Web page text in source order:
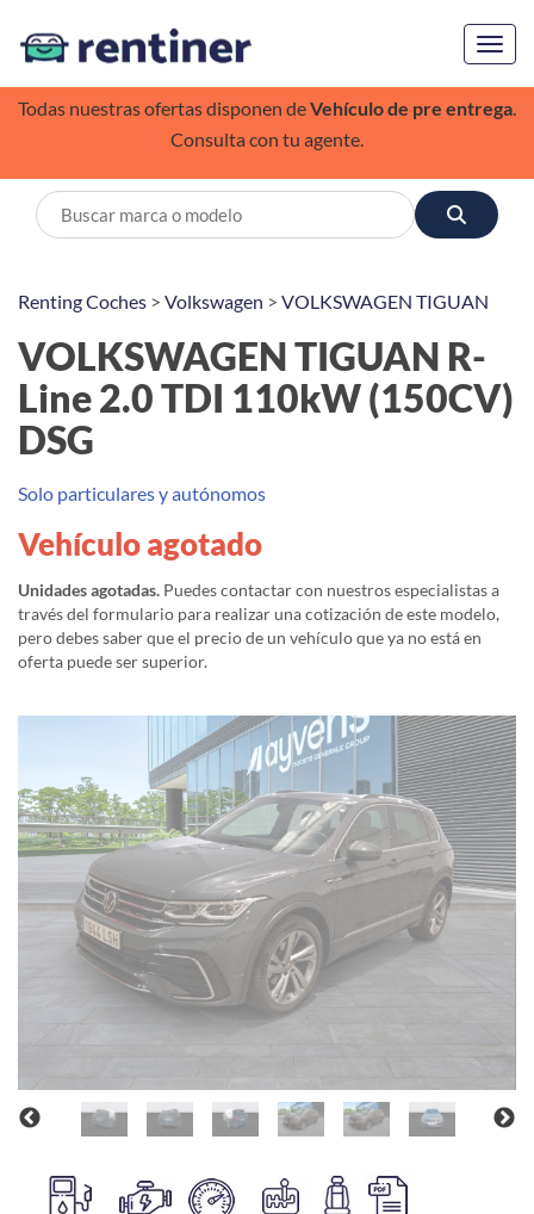
Todas nuestras ofertas disponen deVehículo de pre entrega.
Consulta con tu agente.
Renting Coches > Volkswagen > VOLKSWAGEN TIGUAN
VOLKSWAGEN TIGUAN R-
Line 2.0 TDI 110kW (150CV)
DSG
Solo particulares y autónomos
Vehículo agotado
Unidades agotadas. Puedes contactar con nuestros especialistas a
través del formulario para realizar una cotización de este modelo,
pero debes saber que el precio de un vehículo que ya no está en
oferta puede ser superior.